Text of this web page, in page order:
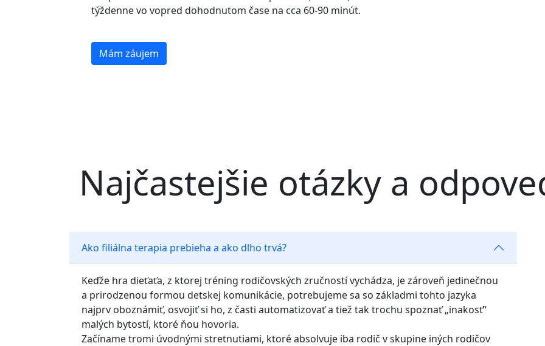
týždenne vo vopred dohodnutom čase na cca 60-90 minút.
Mám záujem
Najčastejšie otázky a
Ako filiálna terapia prebieha a ako dlho trvá?
Keďže hra dieťaťa, z ktorej tréning rodičovských zručností vychádza, je zároveň jedinečnou
a prirodzenou formou detskej komunikácie, potrebujeme sa so základmi tohto jazyka
najprv oboznámiť, osvojiť si ho, z časti automatizovať a tiež tak trochu spoznať „inakosť“
malých bytostí, ktoré ňou hovoria.
Začíname tromi úvodnými stretnutiami, ktoré absolvuje iba rodič v skupine iných rodičov